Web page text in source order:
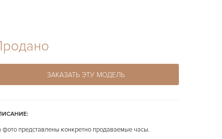
ЗАКАЗАТЬ ЭТУ МОДЕЛЬ
фото представлены конкретно продаваемые часы.